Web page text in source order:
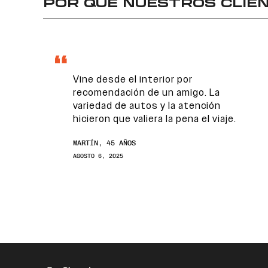
Vine desde el interior por
recomendación de un amigo. La
variedad de autos y la atención
hicieron que valiera la pena el viaje.
MARTÍN, 45 AÑOS
AGOSTO 6, 2025